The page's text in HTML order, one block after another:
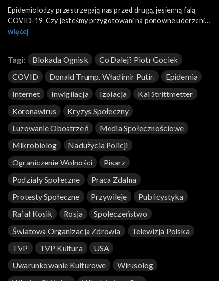
Epidemiolodzy przestrzegają nas przed drugą, jesienną falą
COVID-19. Czy jesteśmy przygotowani na ponowne uderzenie
wirusa? Czy pandemia wygenerowała nowe podziały
Gut oraz pisarz Rafał Kosik.
więcej
Tagi: Blokada Ognisk
Co Dalej? Piotr Gociek
COVID
Donald Trump. Władimir Putin
Epidemia
Internet
Inwigilacja Izolacja
Kai Strittmetter
Koronawirus
Kryzys Społeczny
Luzowanie Obostrzeń
Media Społecznościowe
Mikrobiolog
Nadużycia Policji
Ograniczenie Wolności
Pisarz
Podziały Społeczne
Praca Zdalna
Protesty Społeczne
Przywileje
Publicystyka
Rafał Kosik
Rosja
Społeczeństwo
Światowa Organizacja Zdrowia
Telewizja Polska
TVP
TVP Kultura
USA
Uwarunkowanie Kulturowe
Wirusolog